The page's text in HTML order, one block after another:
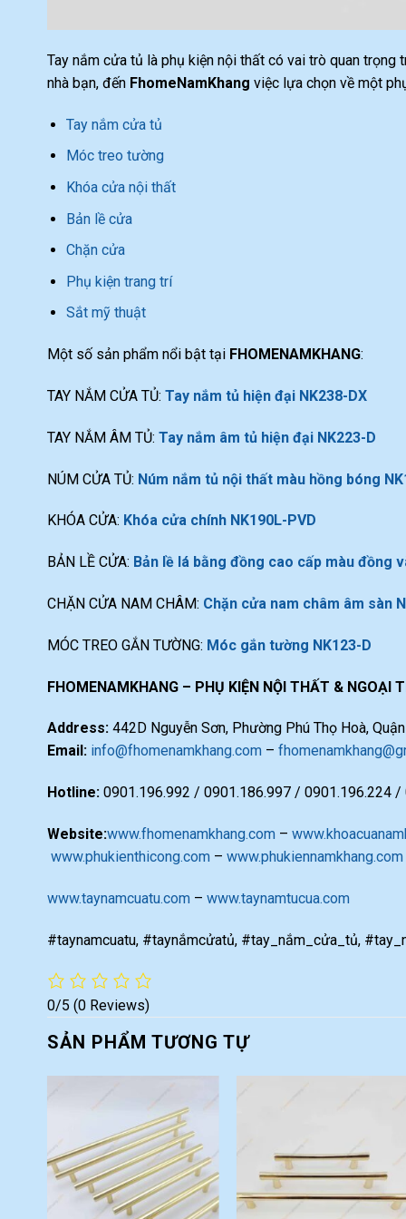
Tay nắm cửa tủ là phụ kiện nội thất có vai trò quan
nhà bạn, đến FhomeNamKhang việc lựa chọn về một
Tay nắm cửa tủ
Móc treo tường
Khóa cửa nội thất
Bản lề cửa
Chặn cửa
Phụ kiện trang trí
Sắt mỹ thuật
Một số sản phẩm nổi bật tại FHOMENAMKHANG:
TAY NẮM CỬA TỦ: Tay nắm tủ hiện đại NK238-DX
TAY NẮM ÂM TỦ: Tay nắm âm tủ hiện đại NK223-D
NÚM CỬA TỦ: Núm nắm tủ nội thất màu hồng bóng
KHÓA CỬA: Khóa cửa chính NK190L-PVD
BẢN LỀ CỬA: Bản lề lá bằng đồng cao cấp màu đồng
CHẶN CỬA NAM CHÂM: Chặn cửa nam châm âm sàn
MÓC TREO GẮN TƯỜNG: Móc gắn tường NK123-D
FHOMENAMKHANG – PHỤ KIỆN NỘI THẤT & NGOẠI
Address: 442D Nguyễn Sơn, Phường Phú Thọ Hoà,
Email: info@fhomenamkhang.com –
Hotline: 0901.196.992 / 0901.186.997 / 0901.196.224
Website:www.fhomenamkhang.com –
www.phukienthicong.com – www.phukiennamkhang.com
www.taynamcuatu.com – www.taynamtucua.com
#taynamcuatu, #taynắmcửatủ, #tay_nắm_cửa_tủ,
0/5 (0 Reviews)
SẢN PHẨM TƯƠNG TỰ